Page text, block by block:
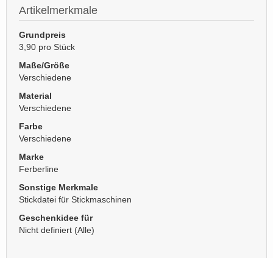
Artikelmerkmale
Grundpreis
3,90 pro Stück
Maße/Größe
Verschiedene
Material
Verschiedene
Farbe
Verschiedene
Marke
Ferberline
Sonstige Merkmale
Stickdatei für Stickmaschinen
Geschenkidee für
Nicht definiert (Alle)